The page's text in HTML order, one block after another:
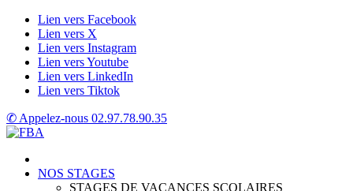
Lien vers Facebook
Lien vers X
Lien vers Instagram
Lien vers Youtube
Lien vers LinkedIn
Lien vers Tiktok
✆ Appelez-nous 02.97.78.90.35
NOS STAGES
STAGES DE VACANCES SCOLAIRES